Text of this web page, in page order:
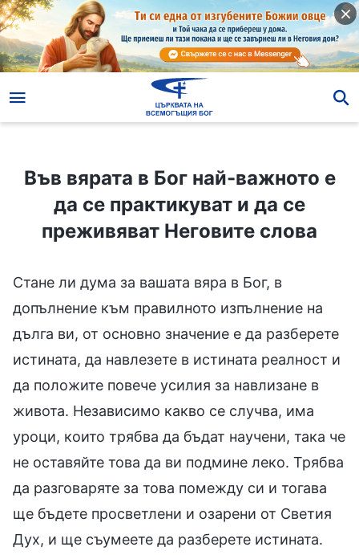
Във вярата в Бог най-важното е
да се практикуват и да се
преживяват Неговите слова
Стане ли дума за вашата вяра в Бог, в
допълнение към правилното изпълнение на
дълга ви, от основно значение е да разберете
истината, да навлезете в истината реалност и
да положите повече усилия за навлизане в
живота. Независимо какво се случва, има
уроци, които трябва да бъдат научени, така че
не оставяйте това да ви подмине леко. Трябва
да разговаряте за това помежду си и тогава
ще бъдете просветлени и озарени от Светия
Дух, и ще съумеете да разберете истината.